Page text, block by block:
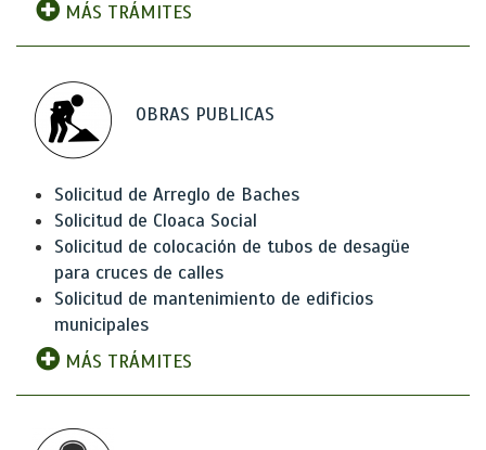
MÁS TRÁMITES
OBRAS PUBLICAS
Solicitud de Arreglo de Baches
Solicitud de Cloaca Social
Solicitud de colocación de tubos de desagüe
para cruces de calles
Solicitud de mantenimiento de edificios
municipales
MÁS TRÁMITES